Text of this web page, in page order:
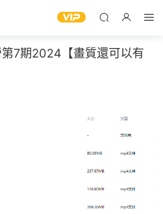
7期2024【畫質還可以有